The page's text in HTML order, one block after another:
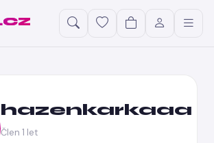
hazenkarkaaa
Člen 1 let